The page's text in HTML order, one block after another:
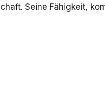
Seine Fähigkeit,